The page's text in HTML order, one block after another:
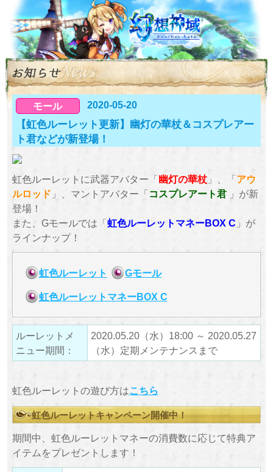
モール 2020-05-20
【虹色ルーレット更新】幽灯の華杖＆コスプレアー
ト君などが新登場！
虹色ルーレットに武器アバター「幽灯の華杖」、「アウ
ルロッド 」、マントアバター「コスプレアート君 」が新
登場！
また、Gモールでは「虹色ルーレットマネーBOX C 」が
ラインナップ！
虹色ルーレット Gモール
虹色ルーレットマネーBOX C
ルーレットメ
ニュー期間：
2020.05.20（水）18:00 ～ 2020.05.27
（水）定期メンテナンスまで
虹色ルーレットの遊び方はこちら
虹色ルーレットキャンペーン開催中！
期間中、虹色ルーレットマネーの消費数に応じて特典ア
イテムをプレゼントします！